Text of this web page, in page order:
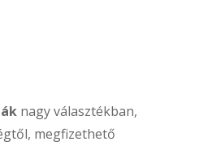
nagy választékban,
megfizethető